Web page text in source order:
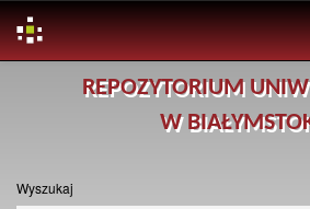
REPOZYTORIUM
W
Wyszukaj